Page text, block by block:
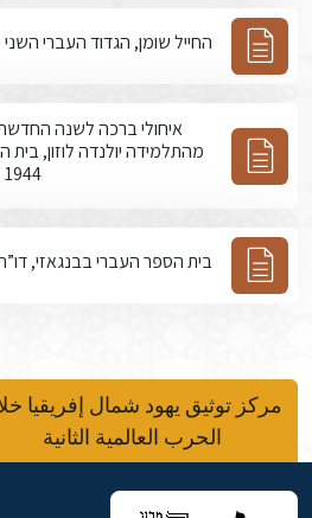
החייל שומן, הגדוד העברי השני
איחולי ברכה לשנה
מהתלמידה יולנדה לוזון, בית
1944
בית הספר העברי בבנגאזי, דו”ח
مركز توثيق يهود شمال إفريقيا
الحرب العالمية الثانية